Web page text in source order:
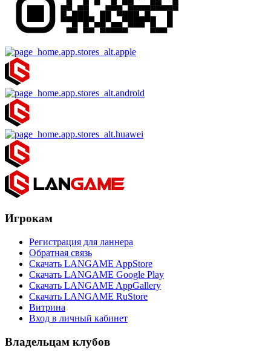
Игрокам
Регистрация для ланнера
Обратная связь
Скачать LANGAME AppStore
Скачать LANGAME Google Play
Скачать LANGAME AppGallery
Скачать LANGAME RuStore
Витрина
Вход в личный кабинет
Владельцам клубов